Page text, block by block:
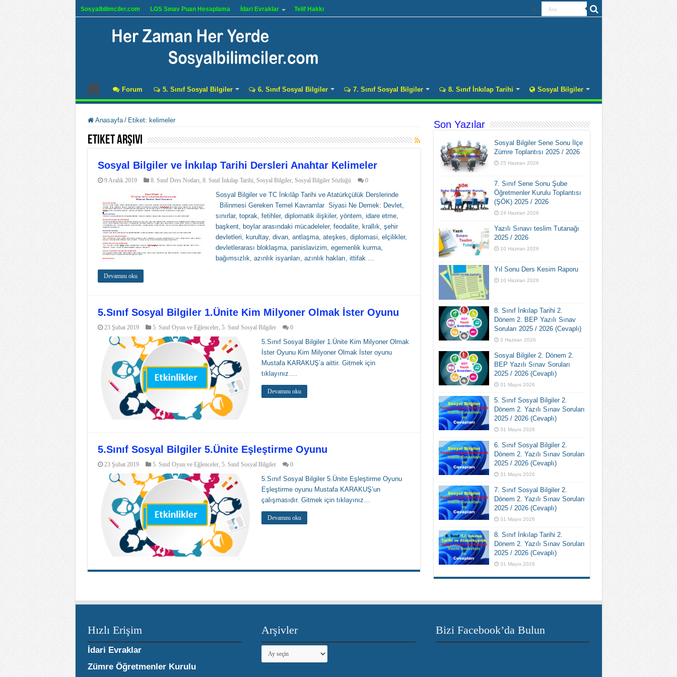
Sosyalbilimciler.com LGS Sınav Puan Hesaplama İdari Evraklar Telif Hakkı
Forum 5. Sınıf Sosyal Bilgiler 6. Sınıf Sosyal Bilgiler 7. Sınıf Sosyal Bilgiler 8. Sınıf İnkılap Tarihi Sosyal Bilgiler
Anasayfa / Etiket: kelimeler
Etiket Arşivi
Sosyal Bilgiler ve İnkılap Tarihi Dersleri Anahtar Kelimeler
9 Aralık 2019 8. Sınıf Ders Notları, 8. Sınıf İnkılap Tarihi, Sosyal Bilgiler, Sosyal Bilgiler Sözlüğü 0
Sosyal Bilgiler ve TC İnkılâp Tarihi ve Atatürkçülük Derslerinde
Bilinmesi Gereken Temel Kavramlar Siyasi Ne Demek: Devlet,
sınırlar, toprak, fetihler, diplomatik ilişkiler, yöntem, idare etme,
başkent, boylar arasındaki mücadeleler, feodalite, krallık, şehir
devletleri, kurultay, divan, antlaşma, ateşkes, diplomasi, elçilikler,
devletlerarası bloklaşma, panislavizim, egemenlik kurma,
bağımsızlık, azınlık isyanları, azınlık hakları, ittifak …
Devamını oku
5.Sınıf Sosyal Bilgiler 1.Ünite Kim Milyoner Olmak İster Oyunu
23 Şubat 2019 5. Sınıf Oyun ve Eğlenceler, 5. Sınıf Sosyal Bilgiler 0
5.Sınıf Sosyal Bilgiler 1.Ünite Kim Milyoner Olmak
İster Oyunu Kim Milyoner Olmak İster oyunu
Mustafa KARAKUŞ’a aittir. Gitmek için
tıklayınız….
Devamını oku
5.Sınıf Sosyal Bilgiler 5.Ünite Eşleştirme Oyunu
23 Şubat 2019 5. Sınıf Oyun ve Eğlenceler, 5. Sınıf Sosyal Bilgiler 0
5.Sınıf Sosyal Bilgiler 5.Ünite Eşleştirme Oyunu
Eşleştirme oyunu Mustafa KARAKUŞ’un
çalışmasıdır. Gitmek için tıklayınız…
Devamını oku
Son Yazılar
Sosyal Bilgiler Sene Sonu İlçe
Zümre Toplantısı 2025 / 2026
25 Haziran 2026
7. Sınıf Sene Sonu Şube
Öğretmenler Kurulu Toplantısı
(ŞÖK) 2025 / 2026
24 Haziran 2026
Yazılı Sınavı teslim Tutanağı
2025 / 2026
10 Haziran 2026
Yıl Sonu Ders Kesim Raporu
10 Haziran 2026
8. Sınıf İnkılap Tarihi 2.
Dönem 2. BEP Yazılı Sınav
Soruları 2025 / 2026 (Cevaplı)
3 Haziran 2026
Sosyal Bilgiler 2. Dönem 2.
BEP Yazılı Sınav Soruları
2025 / 2026 (Cevaplı)
31 Mayıs 2026
5. Sınıf Sosyal Bilgiler 2.
Dönem 2. Yazılı Sınav Soruları
2025 / 2026 (Cevaplı)
31 Mayıs 2026
6. Sınıf Sosyal Bilgiler 2.
Dönem 2. Yazılı Sınav Soruları
2025 / 2026 (Cevaplı)
31 Mayıs 2026
7. Sınıf Sosyal Bilgiler 2.
Dönem 2. Yazılı Sınav Soruları
2025 / 2026 (Cevaplı)
31 Mayıs 2026
8. Sınıf İnkılap Tarihi 2.
Dönem 2. Yazılı Sınav Soruları
2025 / 2026 (Cevaplı)
31 Mayıs 2026
Hızlı Erişim
İdari Evraklar
Zümre Öğretmenler Kurulu
Arşivler
Arşivler
Bizi Facebook’da Bulun